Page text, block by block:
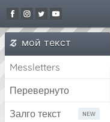
мой текст
Messletters
Перевернуто
Залго текст